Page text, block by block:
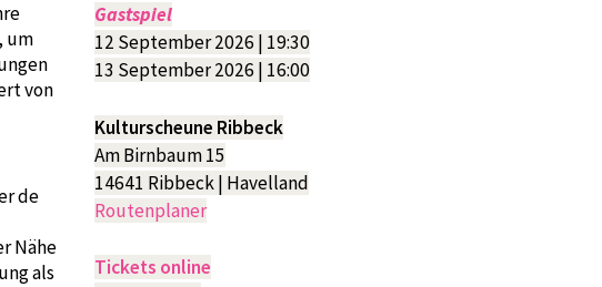
um
von
de
Nähe
als
Gastspiel
12 September 2026 | 19:30
13 September2026 | 16:00
Kulturscheune Ribbeck
Am Birnbaum 15
14641 Ribbeck | Havelland
Routenplaner
Tickets online